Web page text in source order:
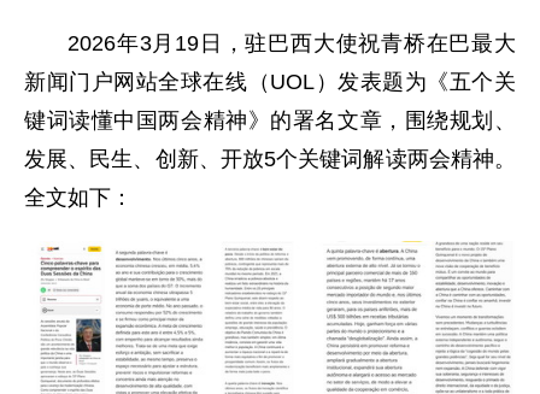
2026年3月19日，驻巴西大使祝青桥在巴最大
新闻门户网站全球在线（UOL）发表题为《五个关
键词读懂中国两会精神》的署名文章，围绕规划、
发展、民生、创新、开放5个关键词解读两会精神。
全文如下：